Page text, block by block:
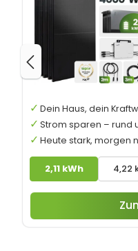
2,11 kWh 4,22
Dein Haus, dein
Strom sparen – rund
Heute stark, morgen